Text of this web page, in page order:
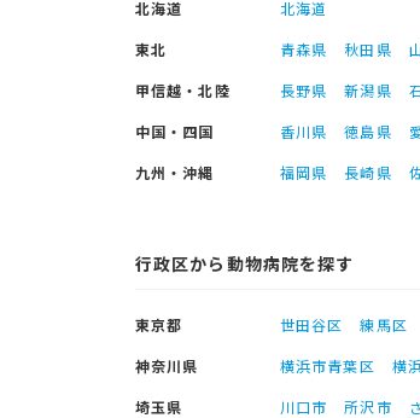
北海道
北海道
東北
青森県 秋田県
甲信越・北陸
長野県 新潟県
中国・四国
香川県 徳島県
九州・沖縄
福岡県 長崎県
行政区から動物病院を探す
東京都 世田谷区 練馬区
神奈川県
横浜市青葉区 横
埼玉県
川口市 所沢市